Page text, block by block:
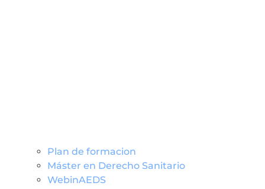
Plan de formacion
Máster en Derecho Sanitario
WebinAEDS